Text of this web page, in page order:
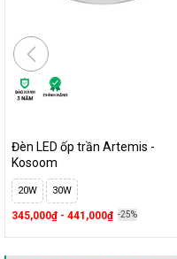
liệu chất lượng nhất
Sản phẩm
đèn led sử dụng công
sáng phát ra đều trên bề
dịu, không nhấp nháy
Đèn LED ốp trần Artemis -
Kosoom
20W 30W
345,000₫ - 441,000₫ -25%